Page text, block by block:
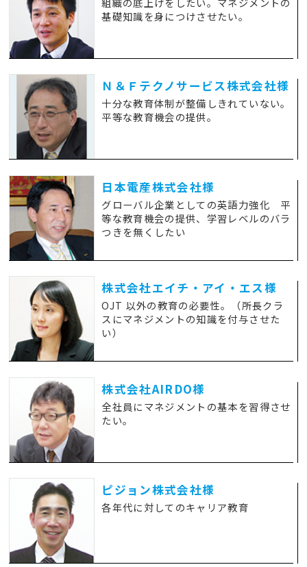
基礎知識を身につけさせたい。
Ｎ＆Ｆテクノサービス株式会社様
十分な教育体制が整備しきれていない。
平等な教育機会の提供。
日本電産株式会社様
グローバル企業としての英語力強化 平
等な教育機会の提供、学習レベルのバラ
つきを無くしたい
株式会社エイチ・アイ・エス様
OJT 以外の教育の必要性。（所長クラ
スにマネジメントの知識を付与させた
い）
株式会社AIRDO様
全社員にマネジメントの基本を習得させ
たい。
ピジョン株式会社様
各年代に対してのキャリア教育